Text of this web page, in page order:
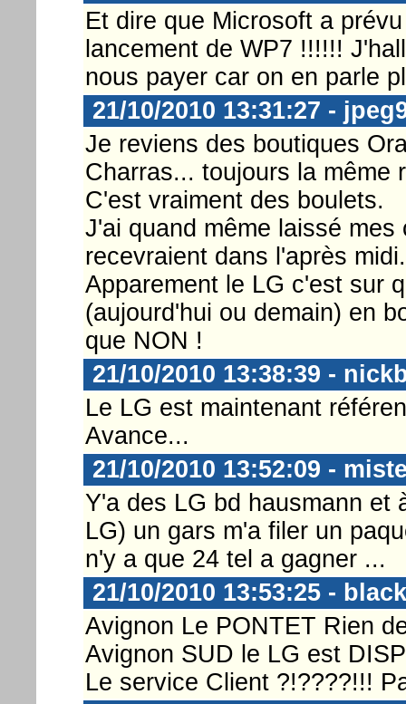
Et dire que Microsoft a
lancement de WP7 !!!!!!
nous payer car on en parle
21/10/2010 13:31:27 -
Je reviens des boutiques
Charras... toujours la même
C'est vraiment des boulets.
J'ai quand même laissé
recevraient dans l'après
Apparement le LG c'est sur
(aujourd'hui ou demain) en
que NON !
21/10/2010 13:38:39 -
Le LG est maintenant
Avance...
21/10/2010 13:52:09 -
Y'a des LG bd hausmann et
LG) un gars m'a filer un
n'y a que 24 tel a gagner ...
21/10/2010 13:53:25 -
Avignon Le PONTET Rien
Avignon SUD le LG est
Le service Client ?!????!!!